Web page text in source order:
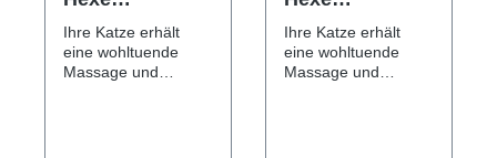
"Sondermodell
" braun
Ihre Katze erhält
eine wohltuende
Massage und
"Sondermodell
" mit
Katzenmotiv
Ihre Katze erhält
eine wohltuende
Massage und